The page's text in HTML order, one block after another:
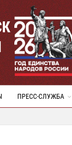
ПРЕСС-СЛУЖБА